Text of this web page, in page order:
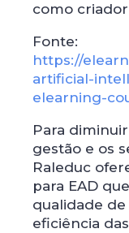
como
Fonte:
https://
artificial-
elearning-
Para
gestão e os
Raleduc
para EAD
qualidade
eficiência